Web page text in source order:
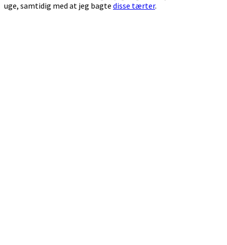
uge, samtidig med at jeg bagte disse tærter.